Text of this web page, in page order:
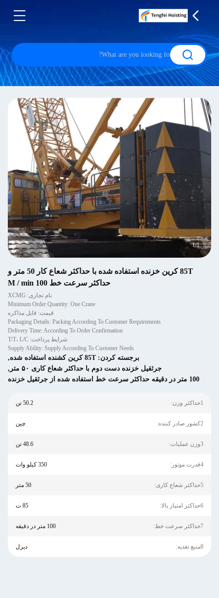
1/1
85T کرین خزنده استفاده شده با حداکثر شعاع کار 50 متر و
حداکثر سرعت خط 100 M / min
نام تجاری: XCMG
Minimum Order Quantity: One Crane
قیمت: قابل مذاکره
Packaging Details: Packing According To Customer Requirements
Delivery Time: According To Order Confirmation
شرایط پرداخت: T/T، L/C
Supply Ability: Supply According To Customer Needs
برجسته کردن:85T کرین کشنده استفاده شده
,
جرثقیل خزنده دست دوم با حداکثر شعاع کاری ۵۰ متر
,
100 متر در دقیقه حداکثر سرعت خط استفاده شده از جرثقیل خزنده
1حداکثر وزن: 50.2 تن
2کشور صادر کننده: چین
3وزن عملیات: 48.6 تن
4قدرت موتور: 350 کیلو وات
5حداکثر شعاع کاری: 50 متر
6حداکثر امتیاز بالا: 85 ت
7حداکثر سرعت خط: 100 متر در دقیقه
8منبع تغذیه: دیزل